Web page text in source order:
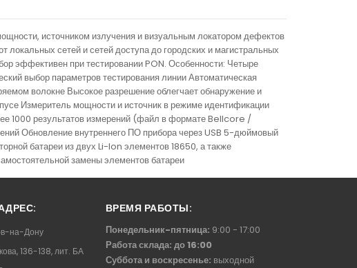
источником излучения и визуальным локатором дефектов
локальных сетей и сетей доступа до городских и магистральных
эффективен при тестировании PON. Особенности: Четыре
выбор параметров тестирования линии Автоматическая
волокне Высокое разрешение облегчает обнаружение и
Измеритель мощности и источник в режиме идентификации
результатов измерений (файл в формате Bellcore /
Обновление внутреннего ПО прибора через USB 5-дюймовый
батареи из двух Li-Ion элементов 18650, а также
замены элементов батареи
на-Дону
136-138, лит. БА
ВРЕМЯ РАБОТЫ:
Понедельник-пятница: 9:00 - 17:00
Работа склада: до 16:00
Суббота и воскресенье: выходной